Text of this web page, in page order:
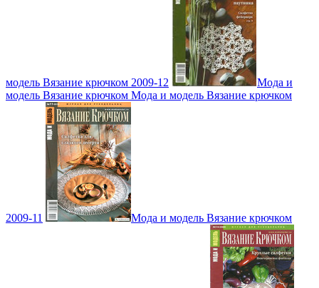
модель Вязание крючком 2009-12
Мода и
модель Вязание крючком Мода и модель Вязание крючком
2009-11 Мода и модель Вязание крючком